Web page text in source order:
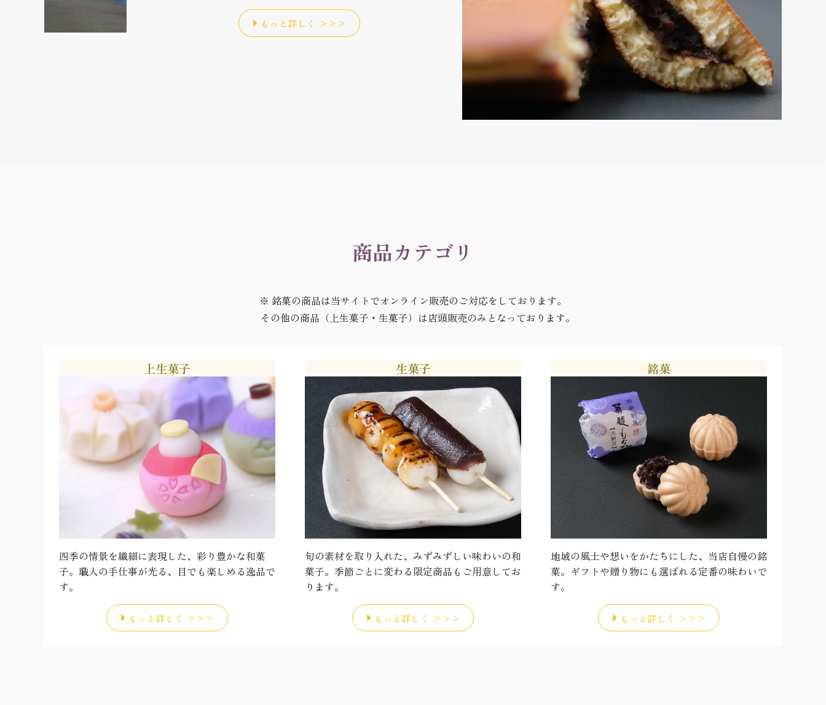
もっと詳しく >>>
商品カテゴリ
※ 銘菓の商品は当サイトでオンライン販売のご対応をしております。
その他の商品（上生菓子・生菓子）は店頭販売のみとなっております。
上生菓子
四季の情景を繊細に表現した、彩り豊かな和菓
子。職人の手仕事が光る、目でも楽しめる逸品で
す。
もっと詳しく >>>
生菓子
旬の素材を取り入れた、みずみずしい味わいの和
菓子。季節ごとに変わる限定商品もご用意してお
ります。
もっと詳しく >>>
銘菓
地域の風土や想いをかたちにした、当店自慢の銘
菓。ギフトや贈り物にも選ばれる定番の味わいで
す。
もっと詳しく >>>